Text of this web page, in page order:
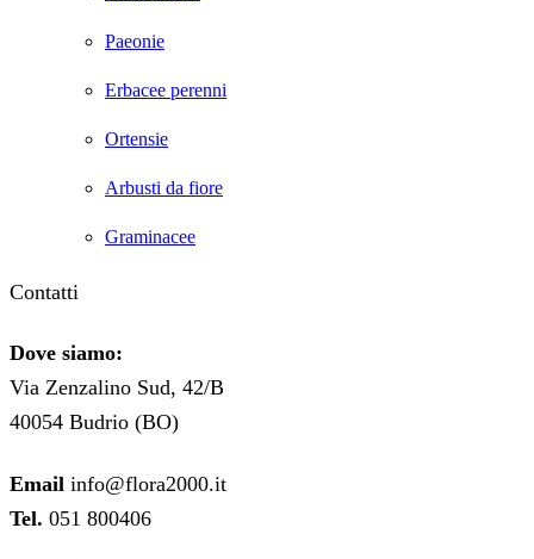
Paeonie
Erbacee perenni
Ortensie
Arbusti da fiore
Graminacee
Contatti
Dove siamo:
Via Zenzalino Sud, 42/B
40054 Budrio (BO)
Email info@flora2000.it
Tel. 051 800406